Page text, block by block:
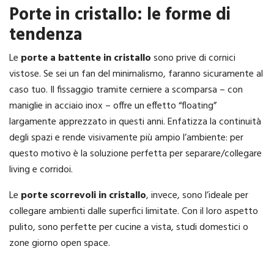
Porte in cristallo: le forme di
tendenza
Le porte a battente in cristallosono prive di cornici
vistose. Se sei un fan del minimalismo, faranno sicuramente al
caso tuo. Il fissaggio tramite cerniere a scomparsa – con
maniglie in acciaio inox – offre un effetto “floating”
largamente apprezzato in questi anni. Enfatizza la continuità
degli spazi e rende visivamente più ampio l’ambiente: per
questo motivo è la soluzione perfetta per separare/collegare
living e corridoi.
Le porte scorrevoli in cristallo, invece, sono l’ideale per
collegare ambienti dalle superfici limitate. Con il loro aspetto
pulito, sono perfette per cucine a vista, studi domestici o
zone giorno open space.